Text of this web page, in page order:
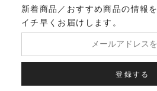
新着商品／おすすめ商品の情報を
イチ早くお届けします。
登録する